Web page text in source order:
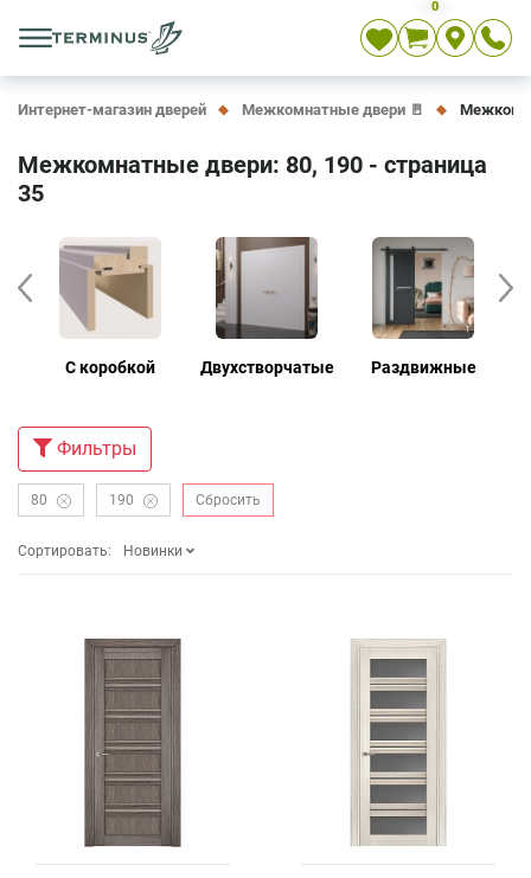
0
Интернет-магазин дверей Межкомнатные двери 🚪
Межкомнатные двери: 80, 190 - страница
35
С коробкой Двухстворчатые Раздвижные
Фильтры
80 190 Сбросить
Сортировать: Новинки